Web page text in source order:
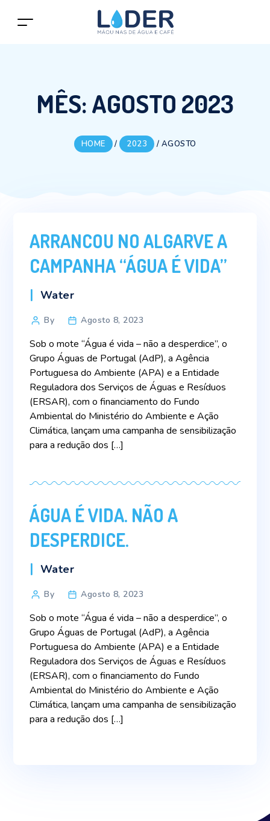
MÊS:AGOSTO 2023
HOME / 2023 / AGOSTO
ARRANCOU NO ALGARVE A
CAMPANHA “ÁGUA É VIDA”
Categories
Water
PostBy Agosto 8, 2023
Sob o mote “Água é vida – não a desperdice”, o
Grupo Águas de Portugal (AdP), a Agência
Portuguesa do Ambiente (APA) e a Entidade
Reguladora dos Serviços de Águas e Resíduos
(ERSAR), com o financiamento do Fundo
Ambiental do Ministério do Ambiente e Ação
Climática, lançam uma campanha de sensibilização
para a redução dos […]
ÁGUA É VIDA. NÃO A
DESPERDICE.
Categories
Water
PostBy Agosto 8, 2023
Sob o mote “Água é vida – não a desperdice”, o
Grupo Águas de Portugal (AdP), a Agência
Portuguesa do Ambiente (APA) e a Entidade
Reguladora dos Serviços de Águas e Resíduos
(ERSAR), com o financiamento do Fundo
Ambiental do Ministério do Ambiente e Ação
Climática, lançam uma campanha de sensibilização
para a redução dos […]